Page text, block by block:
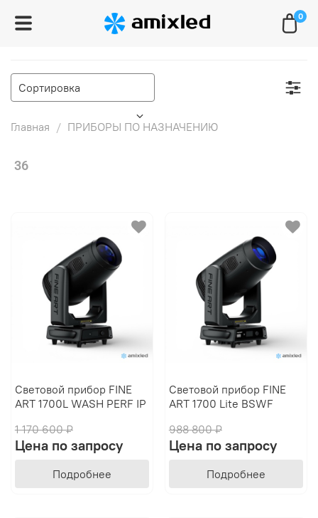
0
Главная ПРИБОРЫ ПО НАЗНАЧЕНИЮ
36
Световой прибор FINE
ART 1700L WASH PERF IP
1 170 600 ₽
Цена по запросу
Подробнее
Световой прибор FINE
ART 1700 Lite BSWF
988 800 ₽
Цена по запросу
Подробнее